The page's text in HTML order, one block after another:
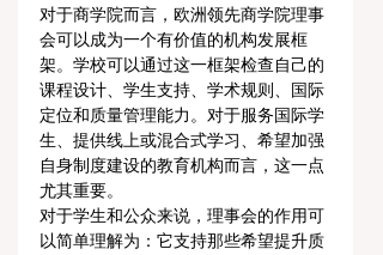
对于商学院而言，欧洲领先商学院理事
会可以成为一个有价值的机构发展框
架。学校可以通过这一框架检查自己的
课程设计、学生支持、学术规则、国际
定位和质量管理能力。对于服务国际学
生、提供线上或混合式学习、希望加强
自身制度建设的教育机构而言，这一点
尤其重要。
对于学生和公众来说，理事会的作用可
以简单理解为：它支持那些希望提升质